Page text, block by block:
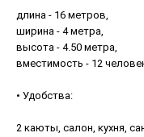
длина - 16 метров,
ширина - 4 метра,
высота - 4.50 метра,
вместимость - 12
• Удобства:
2 каюты, салон, кухня,